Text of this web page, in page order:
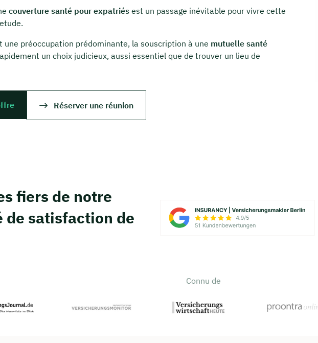
couverture santé pour expatriés est un passage inévitable pour vivre cette
une préoccupation prédominante, la souscription à une mutuelle santé
un choix judicieux, aussi essentiel que de trouver un lieu de
Réserver une réunion
fiers de notre
de satisfaction de
Connu de